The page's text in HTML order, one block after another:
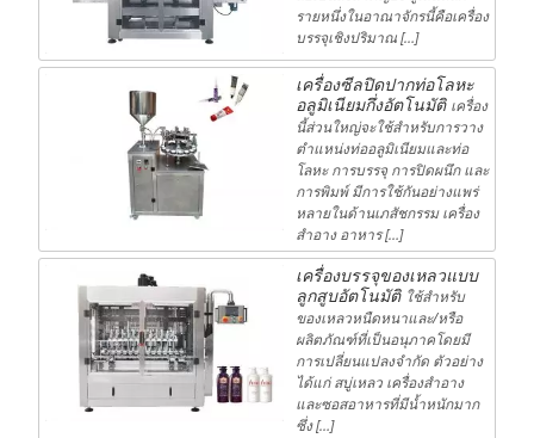
รายหนึ่งในอาณาจักรนี้คือเครื่อง
บรรจุเชิงปริมาณ […]
เครื่องซีลปิดปากท่อโลหะ
อลูมิเนียมกึ่งอัตโนมัติ เครื่อง
นี้ส่วนใหญ่จะใช้สำหรับการวาง
ตำแหน่งท่ออลูมิเนียมและท่อ
โลหะ การบรรจุ การปิดผนึก และ
การพิมพ์ มีการใช้กันอย่างแพร่
หลายในด้านเภสัชกรรม เครื่อง
สำอาง อาหาร […]
เครื่องบรรจุของเหลวแบบ
ลูกสูบอัตโนมัติ ใช้สำหรับ
ของเหลวหนืดหนาและ/หรือ
ผลิตภัณฑ์ที่เป็นอนุภาคโดยมี
การเปลี่ยนแปลงจำกัด ตัวอย่าง
ได้แก่ สบู่เหลว เครื่องสำอาง
และซอสอาหารที่มีน้ำหนักมาก
ซึ่ง […]